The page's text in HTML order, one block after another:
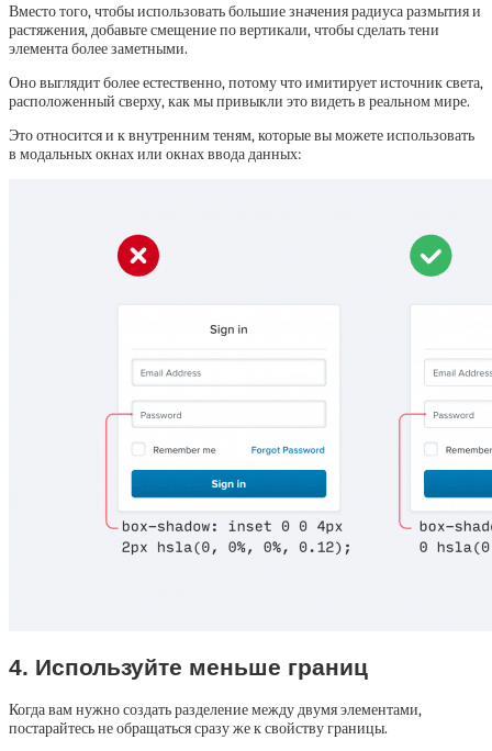
Вместо того, чтобы использовать большие значения радиуса размытия и
растяжения, добавьте смещение по вертикали, чтобы сделать тени
элемента более заметными.
Оно выглядит более естественно, потому что имитирует источник света,
расположенный сверху, как мы привыкли это видеть в реальном мире.
Это относится и к внутренним теням, которые вы можете использовать
в модальных окнах или окнах ввода данных:
4. Используйте меньше границ
Когда вам нужно создать разделение между двумя элементами,
постарайтесь не обращаться сразу же к свойству границы.